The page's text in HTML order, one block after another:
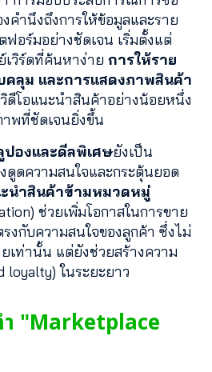
คำนึงถึงการให้ข้อมูลและราย
อร์มอย่างชัดเจน เริ่มตั้งแต่
วิร์ดที่ค้นหาง่าย การให้ราย
คลุม และการแสดงภาพสินค้า
ดีโอแนะนำสินค้าอย่างน้อยหนึ่ง
พที่ชัดเจนยิ่งขึ้น
ปองและดีลพิเศษยังเป็น
ดความสนใจและกระตุ้นยอด
นำสินค้าข้ามหมวดหมู่
ช่วยเพิ่มโอกาสในการขาย
งกับความสนใจของลูกค้า ซึ่งไม่
เท่านั้น แต่ยังช่วยสร้างความ
loyalty) ในระยะยาว
ำ "Marketplace